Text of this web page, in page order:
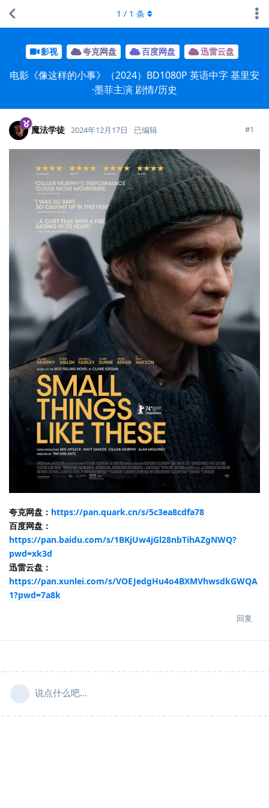
影视 夸克网盘 百度网盘 迅雷云盘
电影《像这样的小事》（2024）BD1080P 英语中字 基里安
·墨菲主演 剧情/历史
1 / 1 条
魔法学徒 2024年12月17日 已编辑 #1
夸克网盘： https://pan.quark.cn/s/5c3ea8cdfa78
百度网盘：
https://pan.baidu.com/s/1BKjUw4jGl28nbTihAZgNWQ?
pwd=xk3d
迅雷云盘：
https://pan.xunlei.com/s/VOEJedgHu4o4BXMVhwsdkGWQA
1?pwd=7a8k
回复
说点什么吧...